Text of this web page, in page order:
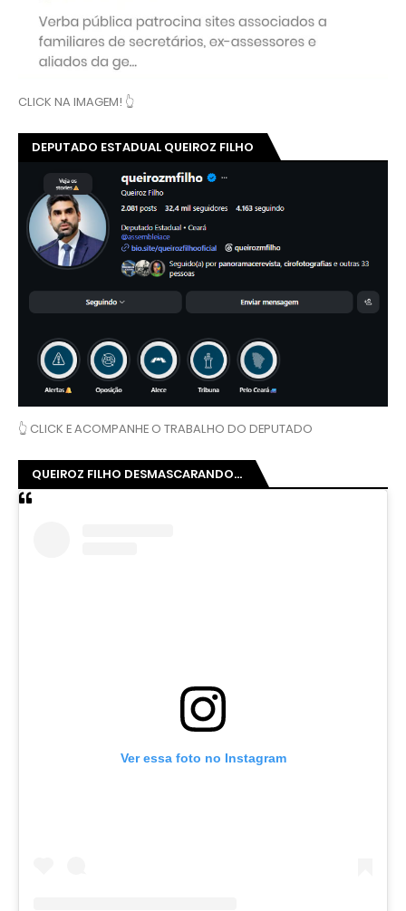
CLICK NA IMAGEM! 👆
DEPUTADO ESTADUAL QUEIROZ FILHO
👆 CLICK E ACOMPANHE O TRABALHO DO DEPUTADO
QUEIROZ FILHO DESMASCARANDO...
Ver essa foto no Instagram